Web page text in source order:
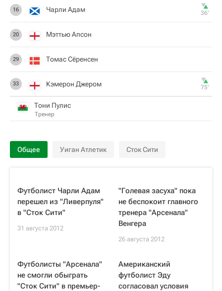
16 Чарли Адам 36‎’‎
20 Мэттью Апсон
29 Томас Сёренсен
33 Кэмерон Джером 75‎’‎
Тони Пулис
Тренер
Общее Уиган Атлетик Сток Сити
Футболист Чарли Адам
перешел из "Ливерпуля"
в "Сток Сити"
31 августа 2012
"Голевая засуха" пока
не беспокоит главного
тренера "Арсенала"
Венгера
26 августа 2012
Футболисты "Арсенала"
не смогли обыграть
"Сток Сити" в премьер-
Американский
футболист Эду
согласовал условия